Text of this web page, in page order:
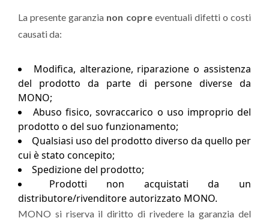
La presente garanzia non copreeventuali difetti o costi
causati da:
Modifica, alterazione, riparazione o assistenza
del prodotto da parte di persone diverse da
MONO;
Abuso fisico, sovraccarico o uso improprio del
prodotto o del suo funzionamento;
Qualsiasi uso del prodotto diverso da quello per
cui è stato concepito;
Spedizione del prodotto;
Prodotti non acquistati da un
distributore/rivenditore autorizzato MONO.
MONO si riserva il diritto di rivedere la garanzia del